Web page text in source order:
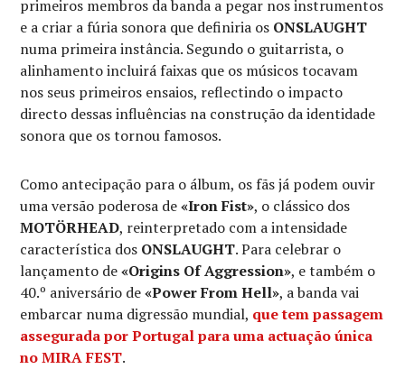
primeiros membros da banda a pegar nos instrumentos
e a criar a fúria sonora que definiria os ONSLAUGHT
numa primeira instância. Segundo o guitarrista, o
alinhamento incluirá faixas que os músicos tocavam
nos seus primeiros ensaios, reflectindo o impacto
directo dessas influências na construção da identidade
sonora que os tornou famosos.
Como antecipação para o álbum, os fãs já podem ouvir
uma versão poderosa de«Iron Fist», o clássico dos
MOTÖRHEAD, reinterpretado com a intensidade
característica dos ONSLAUGHT. Para celebrar o
lançamento de«Origins Of Aggression», e também o
40.º aniversário de«Power From Hell», a banda vai
embarcar numa digressão mundial, que tem passagem
assegurada por Portugal para uma actuação única
noMIRA FEST.